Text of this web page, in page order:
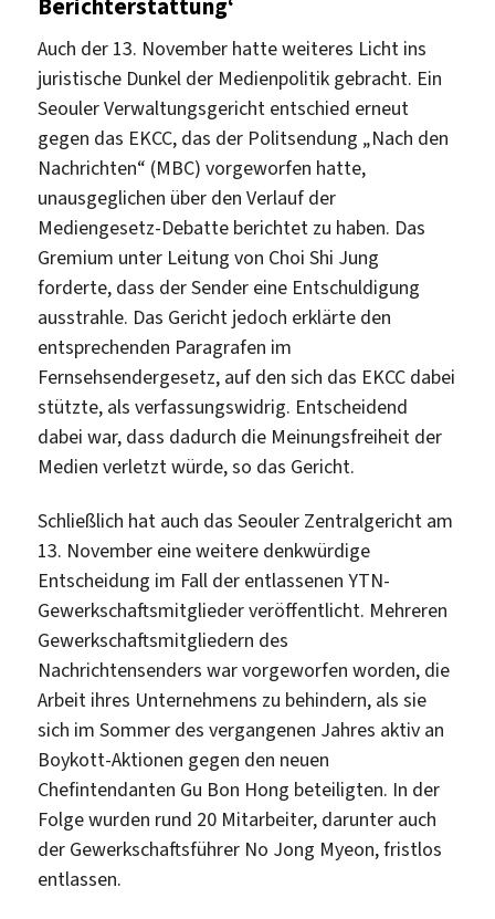
Auch der 13. November hatte weiteres Licht ins
juristische Dunkel der Medienpolitik gebracht. Ein
Seouler Verwaltungsgericht entschied erneut
gegen das EKCC, das der Politsendung „Nach den
Nachrichten“ (MBC) vorgeworfen hatte,
unausgeglichen über den Verlauf der
Mediengesetz-Debatte berichtet zu haben. Das
Gremium unter Leitung von Choi Shi Jung
forderte, dass der Sender eine Entschuldigung
ausstrahle. Das Gericht jedoch erklärte den
entsprechenden Paragrafen im
Fernsehsendergesetz, auf den sich das EKCC dabei
stützte, als verfassungswidrig. Entscheidend
dabei war, dass dadurch die Meinungsfreiheit der
Medien verletzt würde, so das Gericht.
Schließlich hat auch das Seouler Zentralgericht am
13. November eine weitere denkwürdige
Entscheidung im Fall der entlassenen YTN-
Gewerkschaftsmitglieder veröffentlicht. Mehreren
Gewerkschaftsmitgliedern des
Nachrichtensenders war vorgeworfen worden, die
Arbeit ihres Unternehmens zu behindern, als sie
sich im Sommer des vergangenen Jahres aktiv an
Boykott-Aktionen gegen den neuen
Chefintendanten Gu Bon Hong beteiligten. In der
Folge wurden rund 20 Mitarbeiter, darunter auch
der Gewerkschaftsführer No Jong Myeon, fristlos
entlassen.